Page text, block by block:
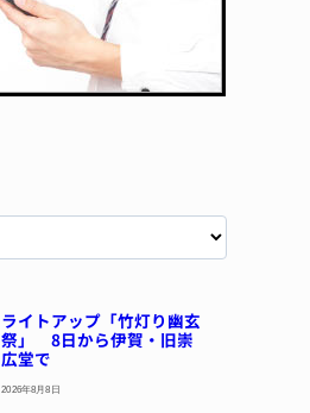
ライトアップ「竹灯り幽玄
祭」 8日から伊賀・旧崇
広堂で
2026年8月8日